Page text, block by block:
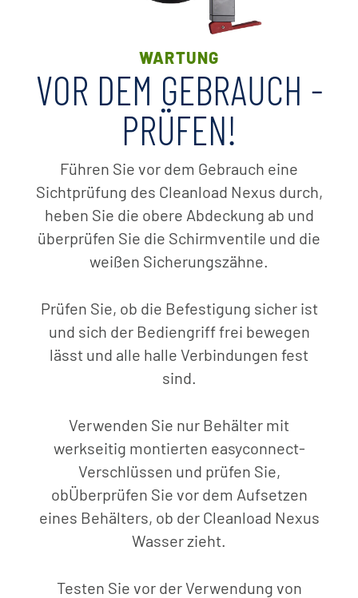
WARTUNG
VOR DEM GEBRAUCH -
PRÜFEN!
Führen Sie vor dem Gebrauch eine
Sichtprüfung des Cleanload Nexus durch,
heben Sie die obere Abdeckung ab und
überprüfen Sie die Schirmventile und die
weißen Sicherungszähne.
Prüfen Sie, ob die Befestigung sicher ist
und sich der Bediengriff frei bewegen
lässt und alle halle Verbindungen fest
sind.
Verwenden Sie nur Behälter mit
werkseitig montierten easyconnect-
Verschlüssen und prüfen Sie,
obÜberprüfen Sie vor dem Aufsetzen
eines Behälters, ob der Cleanload Nexus
Wasser zieht.
Testen Sie vor der Verwendung von